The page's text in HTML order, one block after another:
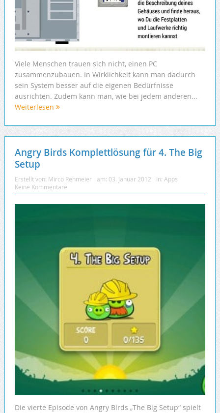
Viele Menschen trauen sich nicht, einen PC
zusammenzubauen. In Wirklichkeit kann man dadurch
sein System besser auf die eigenen Bedürfnisse
ausrichten. Zudem kann man, wie bei jedem anderen...
Weiterlesen
Angry Birds Komplettlösung für 4. The Big
Setup
Erstellt von: Mirco Rehmeier am: 03. Januar 2012 In: Apps
Keine Kommentare
Die vierte Episode von Angry Birds „The Big Setup“ spielt